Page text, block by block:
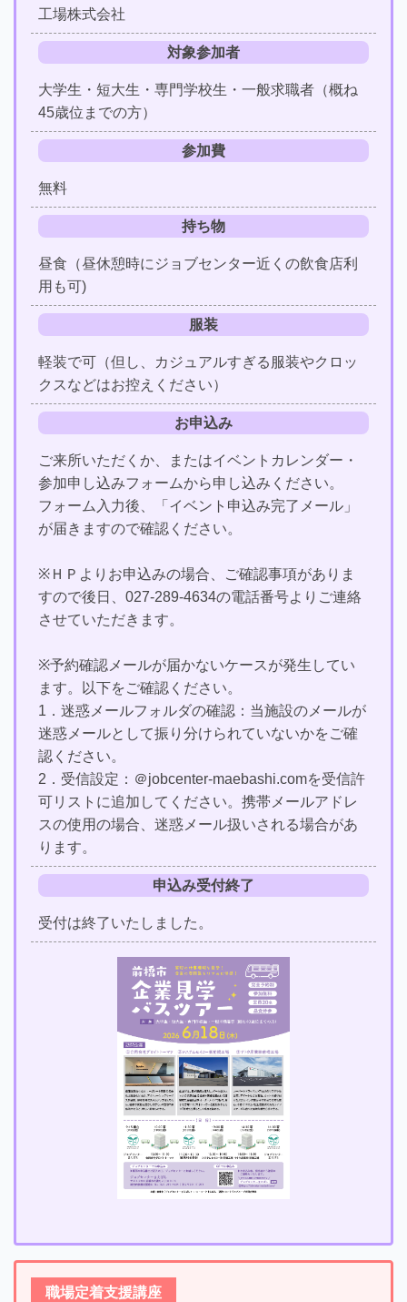
工場株式会社
対象参加者
大学生・短大生・専門学校生・一般求職者（概ね
45歳位までの方）
参加費
無料
持ち物
昼食（昼休憩時にジョブセンター近くの飲食店利
用も可)
服装
軽装で可（但し、カジュアルすぎる服装やクロッ
クスなどはお控えください）
お申込み
ご来所いただくか、またはイベントカレンダー・
参加申し込みフォームから申し込みください。
フォーム入力後、「イベント申込み完了メール」
が届きますので確認ください。
※ＨＰよりお申込みの場合、ご確認事項がありま
すので後日、027-289-4634の電話番号よりご連絡
させていただきます。
※予約確認メールが届かないケースが発生してい
ます。以下をご確認ください。
1．迷惑メールフォルダの確認：当施設のメールが
迷惑メールとして振り分けられていないかをご確
認ください。
2．受信設定：＠jobcenter-maebashi.comを受信許
可リストに追加してください。携帯メールアドレ
スの使用の場合、迷惑メール扱いされる場合があ
ります。
申込み受付終了
受付は終了いたしました。
職場定着支援講座